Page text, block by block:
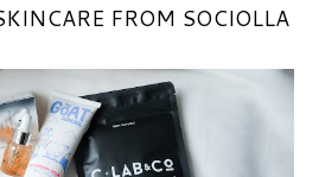
FROM SOCIOLLA